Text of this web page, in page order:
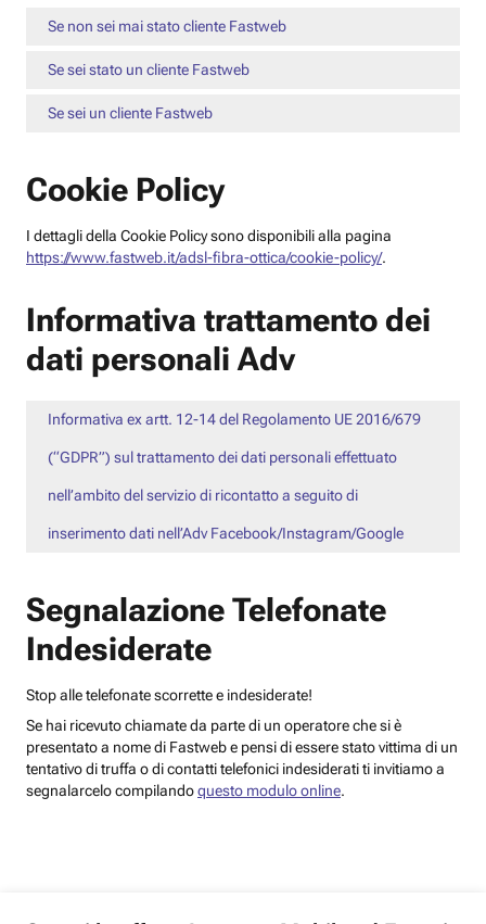
Se non sei mai stato cliente Fastweb
Se sei stato un cliente Fastweb
Se sei un cliente Fastweb
Cookie Policy
I dettagli della Cookie Policy sono disponibili alla pagina
https://www.fastweb.it/adsl-fibra-ottica/cookie-policy/.
Informativa trattamento dei
dati personali Adv
Informativa ex artt. 12-14 del Regolamento UE 2016/679
(“GDPR”) sul trattamento dei dati personali effettuato
nell’ambito del servizio di ricontatto a seguito di
inserimento dati nell’Adv Facebook/Instagram/Google
Segnalazione Telefonate
Indesiderate
Stop alle telefonate scorrette e indesiderate!
Se hai ricevuto chiamate da parte di un operatore che si è
presentato a nome di Fastweb e pensi di essere stato vittima di un
tentativo di truffa o di contatti telefonici indesiderati ti invitiamo a
segnalarcelo compilandoquesto modulo online.